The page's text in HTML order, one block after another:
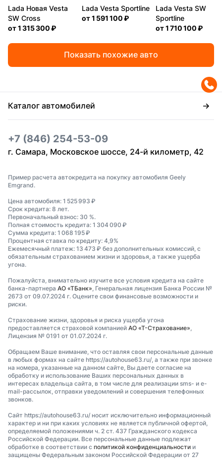
Lada Новая Vesta
SW Cross
от1 315 300 ₽
Lada Vesta Sportline
от1 591 100 ₽
Lada Vesta SW
Sportline
от1 710 100 ₽
Показать похожие авто
Каталог автомобилей
+7 (846) 254-53-09
г. Самара, Московское шоссе, 24-й километр, 42
Пример расчета автокредита на покупку автомобиля Geely
Emgrand.
Цена автомобиля: 1 525 993 ₽
Срок кредита: 8 лет.
Первоначальный взнос: 30 %.
Полная стоимость кредита: 1 304 090 ₽
Сумма кредита: 1 068 195 ₽
Процентная ставка по кредиту: 4,9%
Ежемесячный платеж: 13 473 ₽ без дополнительных комиссий, с
обязательным страхованием жизни и здоровья, а также ущерба
угона.
Пожалуйста, внимательно изучите все условия кредита на сайте
банка-партнера АО «ТБанк» , Генеральная лицензия Банка России №
2673 от 09.07.2024 г. Оцените свои финансовые возможности и
риски.
Страхование жизни, здоровья и риска ущерба угона
предоставляется страховой компанией АО «Т-Страхование»
Лицензия № 0191 от 01.07.2024 г.
Обращаем Ваше внимание, что оставляя свои персональные данные
в любых формах на сайте https://autohouse63.ru/, а также при звонке
на номера, указанные на данном сайте, Вы даете согласие на
обработку и использование Ваших персональных данных в
интересах владельца сайта, в том числе для реализации sms- и e-
mail-рассылок, отправки уведомлений и совершения телефонных
звонков.
Сайт https://autohouse63.ru/ носит исключительно информационный
характер и ни при каких условиях не является публичной офертой,
определяемой положениями ч. 2 ст. 437 Гражданского кодекса
Российской Федерации. Все персональные данные подлежат
обработке в соответствии с политикой конфиденциальности и
защищены Федеральным законом Российской Федерации от 27